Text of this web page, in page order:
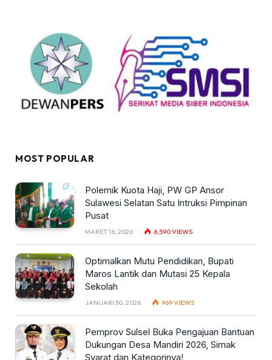
MOST POPULAR
Polemik Kuota Haji, PW GP Ansor
Sulawesi Selatan Satu Intruksi Pimpinan
Pusat
MARET 16, 2026 6,590VIEWS
Optimalkan Mutu Pendidikan, Bupati
Maros Lantik dan Mutasi 25 Kepala
Sekolah
JANUARI 30, 2026 969VIEWS
Pemprov Sulsel Buka Pengajuan Bantuan
Dukungan Desa Mandiri 2026, Simak
Syarat dan Kategorinya!